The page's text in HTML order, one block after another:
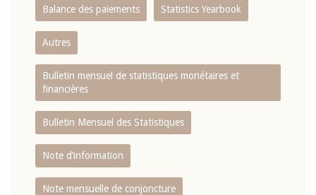
Balance des paiements Statistics Yearbook
Autres
Bulletin mensuel de statistiques monétaires et
financières
Bulletin Mensuel des Statistiques
Note d’information
Note mensuelle de conjoncture